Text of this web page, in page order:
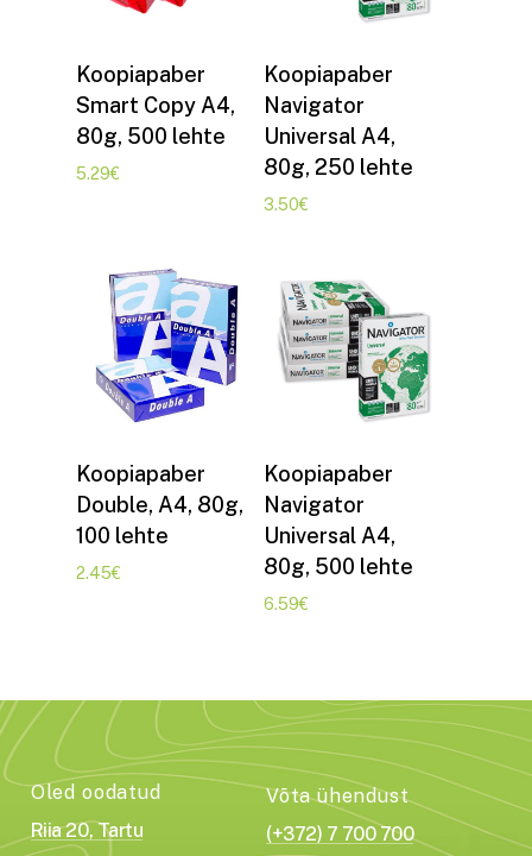
Lisa korvi
Koopiapaber
Smart Copy A4,
80g, 500 lehte
5.29€
Lisa korvi
Koopiapaber
Navigator
Universal A4,
80g, 250 lehte
3.50€
Lisa korvi
Koopiapaber
Double, A4, 80g,
100 lehte
2.45€
Lisa korvi
Koopiapaber
Navigator
Universal A4,
80g, 500 lehte
6.59€
Oled oodatud
Riia 20, Tartu
Võta ühendust
(+372) 7 700 700